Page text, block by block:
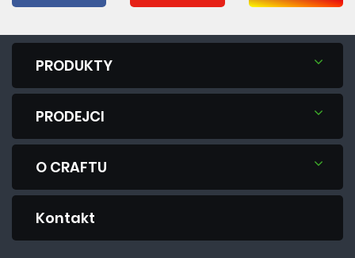
PRODUKTY
PRODEJCI
O CRAFTU
Kontakt